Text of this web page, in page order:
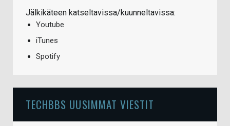
Jälkikäteen katseltavissa/kuunneltavissa:
Youtube
iTunes
Spotify
TECHBBS UUSIMMAT VIESTIT